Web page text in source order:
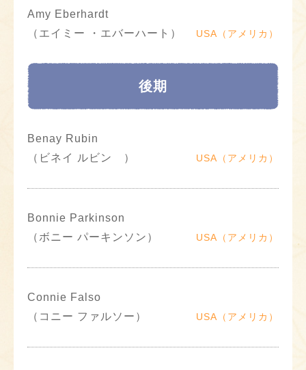
Amy Eberhardt
（エイミー ・エバーハート）
USA（アメリカ）
後期
Benay Rubin
（ビネイ ルビン ）
USA（アメリカ）
Bonnie Parkinson
（ボニー パーキンソン）
USA（アメリカ）
Connie Falso
（コニー ファルソー）
USA（アメリカ）